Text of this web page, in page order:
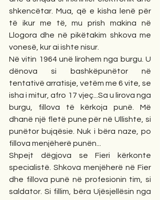
shkencëtar. Mua, që e kisha lenë për
të ikur me të, mu prish makina në
Llogora dhe në pikëtakim shkova me
vonesë, kur ai ishte nisur.
Në vitin 1964 unë lirohem nga burgu. U
dënova si bashkëpunëtor në
tentativë arratisje, vetëm me 6 vite, se
isha i mitur, afro 17 vjeç...Sa u lirova nga
burgu, fillova të kërkoja punë. Më
dhanë një fletë pune për në Ullishte, si
punëtor bujqësie. Nuk i bëra naze, po
fillova menjëherë punën...
Shpejt dëgjova se Fieri kërkonte
specialistë. Shkova menjëherë në Fier
dhe fillova punë në profesionin tim, si
saldator. Si fillim, bëra Ujësjellësin nga